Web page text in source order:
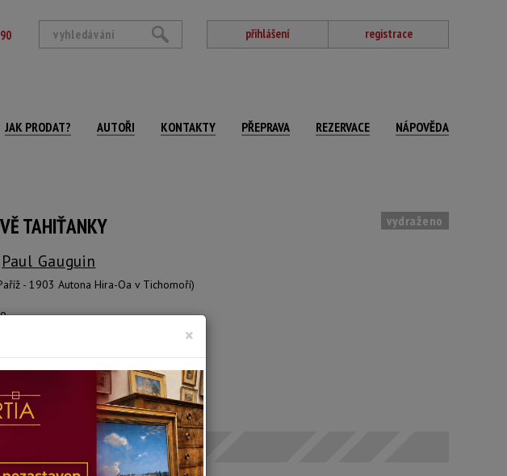
přihlášení registrace
JAK PRODAT? AUTOŘI KONTAKTY PŘEPRAVA REZERVACE NÁPOVĚDA
TAHIŤANKY
Paul Gauguin
- 1903 Autona Hira-Oa v Tichomoří)
vydraženo
poškozeno
13.09.2022 19:30 SELČ
×